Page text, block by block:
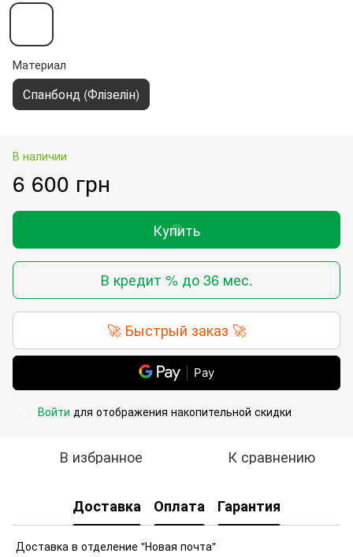
Материал
Спанбонд (Флізелін)
В наличии
6 600 грн
Купить
В кредит % до 36 мес.
🚀 Быстрый заказ 🚀
Pay
Войти для отображения накопительной скидки
В избранное К сравнению
Доставка Оплата Гарантия
Доставка в отделение "Новая почта"